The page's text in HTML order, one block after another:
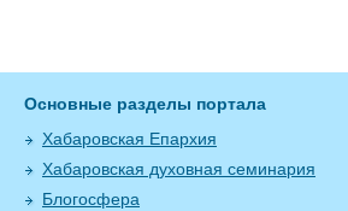
Основные разделы портала
Хабаровская Епархия
Хабаровская духовная семинария
Блогосфера